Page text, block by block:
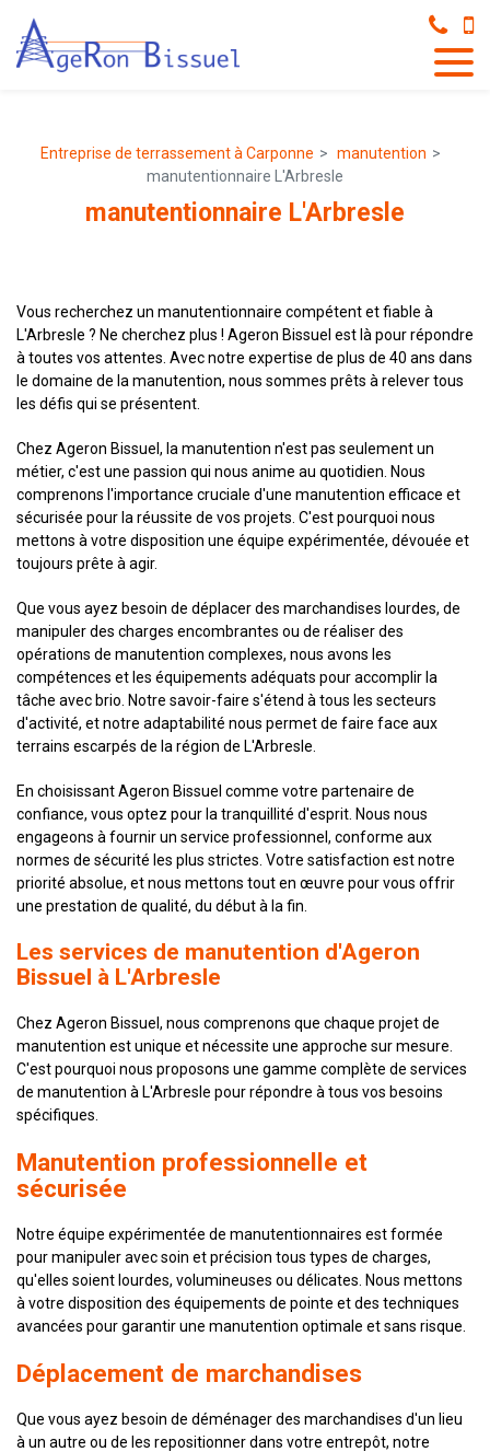
Entreprise de terrassement à Carponne
manutention
manutentionnaire L'Arbresle
manutentionnaire L'Arbresle
Vous recherchez un manutentionnaire compétent et fiable à
L'Arbresle ? Ne cherchez plus ! Ageron Bissuel est là pour répondre
à toutes vos attentes. Avec notre expertise de plus de 40 ans dans
le domaine de la manutention, nous sommes prêts à relever tous
les défis qui se présentent.
Chez Ageron Bissuel, la manutention n'est pas seulement un
métier, c'est une passion qui nous anime au quotidien. Nous
comprenons l'importance cruciale d'une manutention efficace et
sécurisée pour la réussite de vos projets. C'est pourquoi nous
mettons à votre disposition une équipe expérimentée, dévouée et
toujours prête à agir.
Que vous ayez besoin de déplacer des marchandises lourdes, de
manipuler des charges encombrantes ou de réaliser des
opérations de manutention complexes, nous avons les
compétences et les équipements adéquats pour accomplir la
tâche avec brio. Notre savoir-faire s'étend à tous les secteurs
d'activité, et notre adaptabilité nous permet de faire face aux
terrains escarpés de la région de L'Arbresle.
En choisissant Ageron Bissuel comme votre partenaire de
confiance, vous optez pour la tranquillité d'esprit. Nous nous
engageons à fournir un service professionnel, conforme aux
normes de sécurité les plus strictes. Votre satisfaction est notre
priorité absolue, et nous mettons tout en œuvre pour vous offrir
une prestation de qualité, du début à la fin.
Les services de manutention d'Ageron
Bissuel à L'Arbresle
Chez Ageron Bissuel, nous comprenons que chaque projet de
manutention est unique et nécessite une approche sur mesure.
C'est pourquoi nous proposons une gamme complète de services
de manutention à L'Arbresle pour répondre à tous vos besoins
spécifiques.
Manutention professionnelle et
sécurisée
Notre équipe expérimentée de manutentionnaires est formée
pour manipuler avec soin et précision tous types de charges,
qu'elles soient lourdes, volumineuses ou délicates. Nous mettons
à votre disposition des équipements de pointe et des techniques
avancées pour garantir une manutention optimale et sans risque.
Déplacement de marchandises
Que vous ayez besoin de déménager des marchandises d'un lieu
à un autre ou de les repositionner dans votre entrepôt, notre